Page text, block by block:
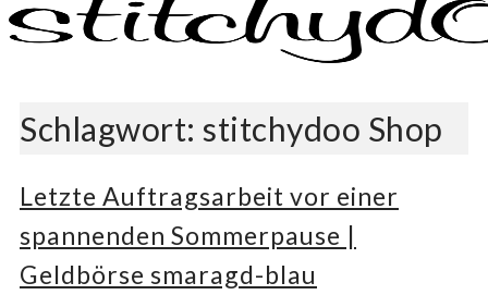
stitchydoo
Schlagwort: stitchydoo Shop
Letzte Auftragsarbeit vor einer
spannenden Sommerpause |
Geldbörse smaragd-blau